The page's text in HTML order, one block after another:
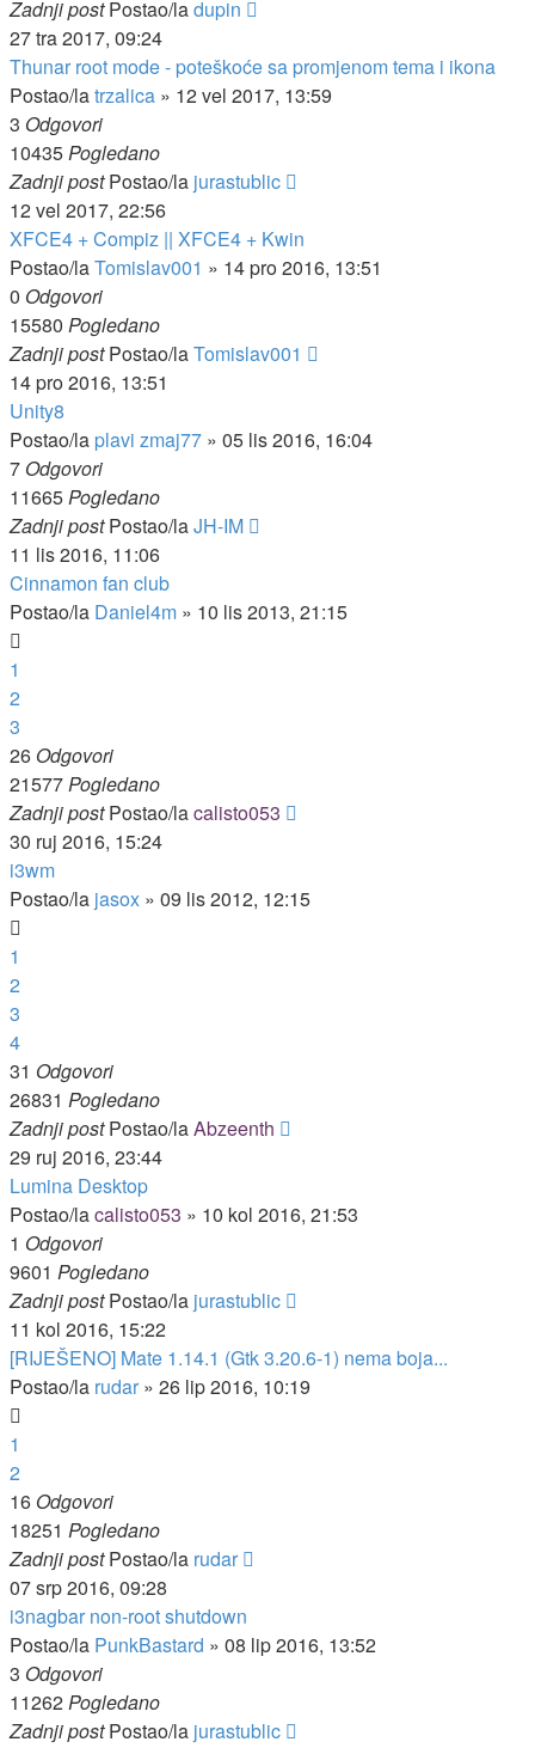
Zadnji postPostao/ladupin
27 tra 2017, 09:24
Thunar root mode - poteškoće sa promjenom tema i ikona
Postao/latrzalica » 12 vel 2017, 13:59
3 Odgovori
10435Pogledano
Zadnji postPostao/la jurastublic
12 vel 2017, 22:56
XFCE4 + Compiz || XFCE4 + Kwin
Postao/laTomislav001 » 14 pro 2016, 13:51
0 Odgovori
15580 Pogledano
Zadnji postPostao/laTomislav001
14 pro 2016, 13:51
Unity8
Postao/la plavi zmaj77 » 05 lis 2016, 16:04
7 Odgovori
11665Pogledano
Zadnji postPostao/laJH-IM
11 lis 2016, 11:06
Cinnamon fan club
Postao/la Daniel4m » 10 lis 2013, 21:15
1
2
3
26 Odgovori
21577Pogledano
Zadnji postPostao/lacalisto053
30 ruj 2016, 15:24
i3wm
Postao/la jasox » 09 lis 2012, 12:15
1
2
3
4
31 Odgovori
26831 Pogledano
Zadnji postPostao/laAbzeenth
29 ruj 2016, 23:44
Lumina Desktop
Postao/lacalisto053 » 10 kol 2016, 21:53
1 Odgovori
9601 Pogledano
Zadnji postPostao/la jurastublic
11 kol 2016, 15:22
[RIJEŠENO] Mate 1.14.1 (Gtk 3.20.6-1) nema boja...
Postao/la rudar » 26 lip 2016, 10:19
1
2
16 Odgovori
18251 Pogledano
Zadnji postPostao/la rudar
07 srp 2016, 09:28
i3nagbar non-root shutdown
Postao/la PunkBastard » 08 lip 2016, 13:52
3 Odgovori
11262Pogledano
Zadnji postPostao/la jurastublic